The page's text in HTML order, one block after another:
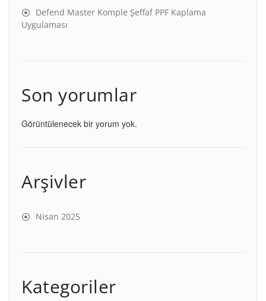
Defend Master Komple Şeffaf PPF Kaplama
Uygulaması
Son yorumlar
Görüntülenecek bir yorum yok.
Arşivler
Nisan 2025
Kategoriler